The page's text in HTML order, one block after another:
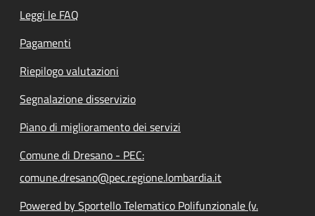
Leggi le FAQ
Pagamenti
Riepilogo valutazioni
Segnalazione disservizio
Piano di miglioramento dei servizi
Comune di Dresano - PEC:
comune.dresano@pec.regione.lombardia.it
Powered by Sportello Telematico Polifunzionale (v.